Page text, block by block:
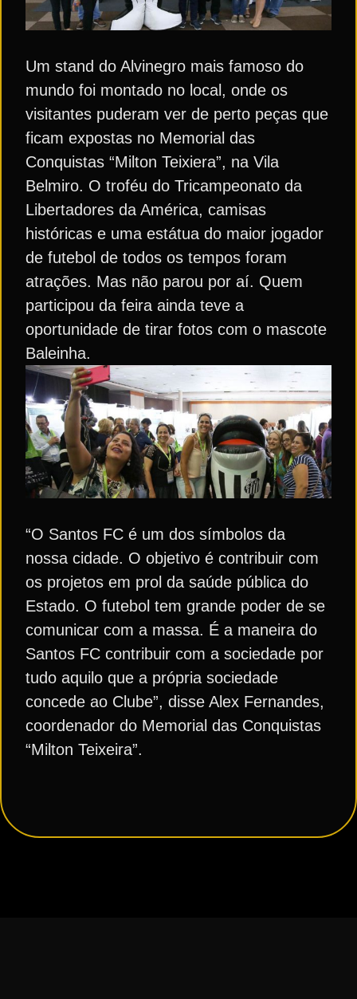
Um stand do Alvinegro mais famoso do
mundo foi montado no local, onde os
visitantes puderam ver de perto peças que
ficam expostas no Memorial das
Conquistas “Milton Teixiera”, na Vila
Belmiro. O troféu do Tricampeonato da
Libertadores da América, camisas
históricas e uma estátua do maior jogador
de futebol de todos os tempos foram
atrações. Mas não parou por aí. Quem
participou da feira ainda teve a
oportunidade de tirar fotos com o mascote
Baleinha.
“O Santos FC é um dos símbolos da
nossa cidade. O objetivo é contribuir com
os projetos em prol da saúde pública do
Estado. O futebol tem grande poder de se
comunicar com a massa. É a maneira do
Santos FC contribuir com a sociedade por
tudo aquilo que a própria sociedade
concede ao Clube”, disse Alex Fernandes,
coordenador do Memorial das Conquistas
“Milton Teixeira”.